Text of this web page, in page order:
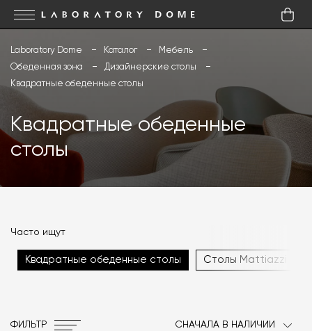
Laboratory Dome Каталог
Мебель
Обеденная зона
Дизайнерские столы
Квадратные обеденные столы
Квадратные обеденные
столы
Часто ищут
Столы Mattiazzi
Квадратные обеденные столы
ФИЛЬТР СНАЧАЛА В НАЛИЧИИ